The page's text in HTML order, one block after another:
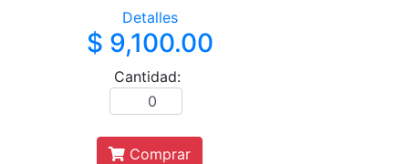
Detalles
$ 9,100.00
Cantidad:
Comprar